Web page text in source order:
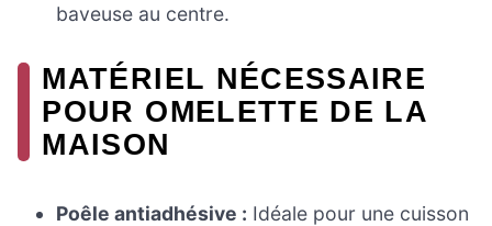
baveuse au centre.
MATÉRIEL NÉCESSAIRE
POUR OMELETTE DE LA
MAISON
Poêle antiadhésive : Idéale pour une cuisson